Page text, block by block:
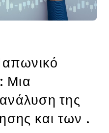
Μια
της
και των .